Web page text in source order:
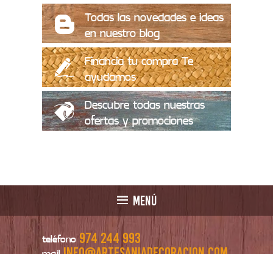
Todas las novedades e ideas
en nuestro blog
Financia tu compra Te
ayudamos
Descubre todas nuestras
ofertas y promociones
MENÚ
teléfono 974 244 993